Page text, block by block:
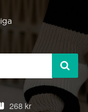
268 kr